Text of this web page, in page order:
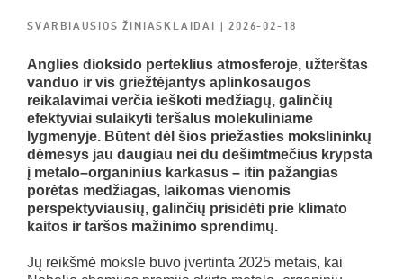
SVARBIAUSIOS ŽINIASKLAIDAI | 2026-02-18
Anglies dioksido perteklius atmosferoje, užterštas
vanduo ir vis griežtėjantys aplinkosaugos
reikalavimai verčia ieškoti medžiagų, galinčių
efektyviai sulaikyti teršalus molekuliniame
lygmenyje. Būtent dėl šios priežasties mokslininkų
dėmesys jau daugiau nei du dešimtmečius krypsta
į metalo–organinius karkasus – itin pažangias
porėtas medžiagas, laikomas vienomis
perspektyviausių, galinčių prisidėti prie klimato
kaitos ir taršos mažinimo sprendimų.
Jų reikšmė moksle buvo įvertinta 2025 metais, kai